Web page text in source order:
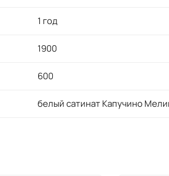
1 год
1900
600
белый сатинат Капучино